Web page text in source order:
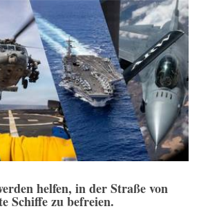
helfen, in der Straße von
Schiffe zu befreien.